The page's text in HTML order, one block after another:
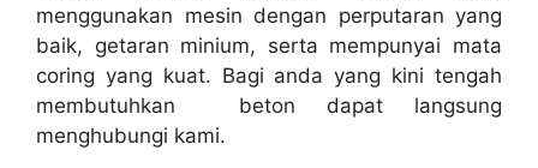
menggunakan mesin dengan perputaran yang
baik, getaran minium, serta mempunyai mata
coring yang kuat. Bagi anda yang kini tengah
membutuhkan beton dapat langsung
menghubungi kami.